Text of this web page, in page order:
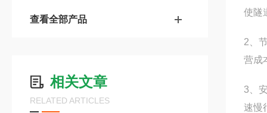
查看全部产品
相关文章
RELATED ARTICLES
使隧
2、
营成
3、
速慢